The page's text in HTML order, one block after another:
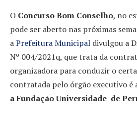
O Concurso Bom Conselho, no
pode ser aberto nas próximas
aPrefeitura Municipal divulgou a
Nº 004/2021q, que trata da
organizadora para conduzir o
contratada pelo órgão executivo é
a Fundação Universidade de